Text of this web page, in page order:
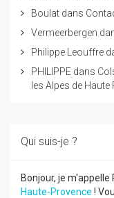
Boulat dans
Vermeerbergen
Philippe Leouffre
PHILIPPE dans
les Alpes de
Qui suis-je ?
Bonjour, je m'appelle
Haute-Provence !